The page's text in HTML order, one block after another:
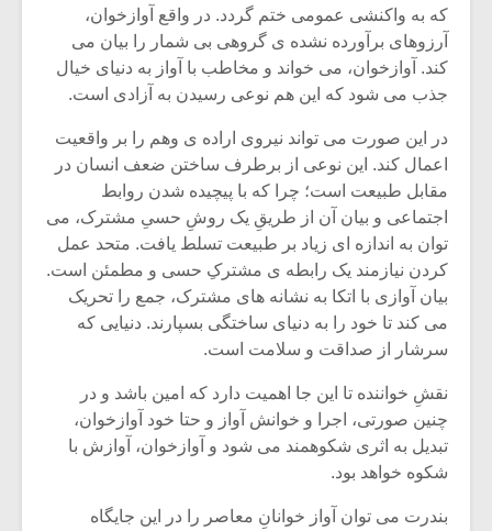
که به واکنشی عمومی ختم گردد. در واقع آوازخوان،
آرزوهای برآورده نشده ی گروهی بی شمار را بیان می
کند. آوازخوان، می خواند و مخاطب با آواز به دنیای خیال
جذب می شود که این هم نوعی رسیدن به آزادی است.
در این صورت می تواند نیروی اراده ی وهم را بر واقعیت
اعمال کند. این نوعی از برطرف ساختن ضعف انسان در
مقابل طبیعت است؛ چرا که با پیچیده شدن روابط
اجتماعی و بیان آن از طریقِ یک روشِ حسیِ مشترک، می
توان به اندازه ای زیاد بر طبیعت تسلط یافت. متحد عمل
کردن نیازمند یک رابطه ی مشترکِ حسی و مطمئن است.
بیان آوازی با اتکا به نشانه های مشترک، جمع را تحریک
می کند تا خود را به دنیای ساختگی بسپارند. دنیایی که
سرشار از صداقت و سلامت است.
نقشِ خواننده تا این جا اهمیت دارد که امین باشد و در
چنین صورتی، اجرا و خوانش آواز و حتا خود آوازخوان،
تبدیل به اثری شکوهمند می شود و آوازخوان، آوازش با
شکوه خواهد بود.
بندرت می توان آواز خوانانِ معاصر را در این جایگاه
میکلوش روژا
یادداشتی بر موسیقی
متن فیلم «متری
شیش و نیم»
اگر نمی توانی
مشهورترین باشی،
بدنام ترین باش
موسیقی
برگزار
سکانسی